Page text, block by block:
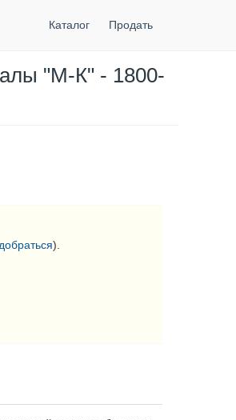
Каталог Продать
"М-К" - 1800-
).